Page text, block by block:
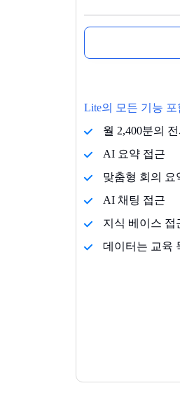
Lite의 모든 기능 포
월 2,400분의
AI 요약 접근
맞춤형 회의 요
AI 채팅 접근
지식 베이스 접
데이터는 교육